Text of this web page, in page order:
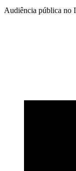
Audiência pública no